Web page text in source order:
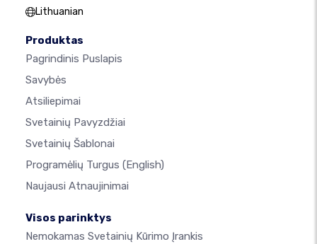
Lithuanian
Produktas
Pagrindinis Puslapis
Savybės
Atsiliepimai
Svetainių Pavyzdžiai
Svetainių Šablonai
Programėlių Turgus (English)
Naujausi Atnaujinimai
Visos parinktys
Nemokamas Svetainių Kūrimo Įrankis